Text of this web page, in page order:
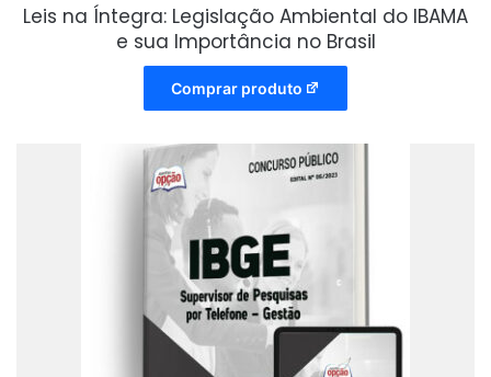
Leis na Íntegra: Legislação Ambiental do IBAMA
e sua Importância no Brasil
Comprar produto